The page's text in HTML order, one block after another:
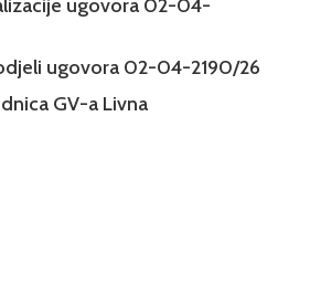
ugovora 02-04-
ugovora 02-04-2190/26
GV-a Livna